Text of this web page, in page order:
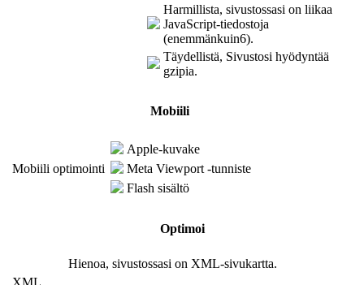
Harmillista, sivustossasi on liikaa
JavaScript-tiedostoja
(enemmänkuin6).
Täydellistä, Sivustosi hyödyntää
gzipia.
Mobiili
Mobiili optimointi
Apple-kuvake
Meta Viewport -tunniste
Flash sisältö
Optimoi
Hienoa, sivustossasi on XML-sivukartta.